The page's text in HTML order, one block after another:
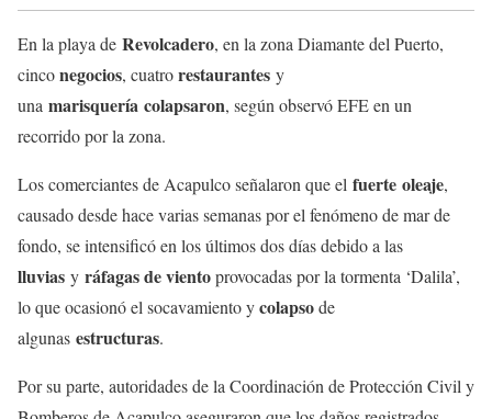
En la playa de Revolcadero, en la zona Diamante del Puerto,
cinconegocios, cuatrorestaurantes y
una marisquería colapsaron, según observó EFE en un
recorrido por la zona.
Los comerciantes de Acapulco señalaron que el fuerte oleaje,
causado desde hace varias semanas por el fenómeno de mar de
fondo, se intensificó en los últimos dos días debido a las
lluvias y ráfagas de vientoprovocadas por la tormenta ‘Dalila’,
lo que ocasionó el socavamiento ycolapsode
algunas estructuras.
Por su parte, autoridades de la Coordinación de Protección Civil y